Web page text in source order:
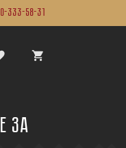
333-58-31
ЗА